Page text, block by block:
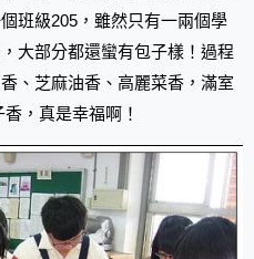
個班級205，雖然只有一兩個學
，大部分都還蠻有包子樣！過程
、芝麻油香、高麗菜香，滿室
，真是幸福啊！